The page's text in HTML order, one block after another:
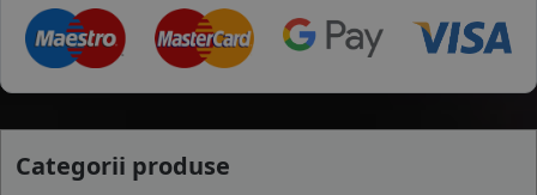
Categorii produse